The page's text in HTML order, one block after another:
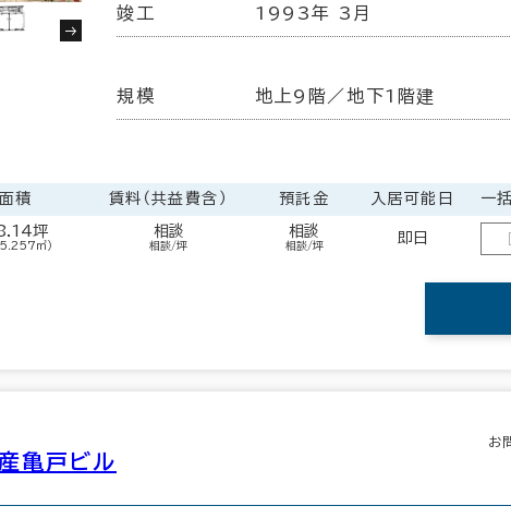
竣工 1993年 3月
規模 地上9階／地下1階建
面積 賃料（共益費含） 預託金 入居可能日 一
坪
㎡）
相談
相談/坪
相談
相談/坪 即日
亀戸ビル
お